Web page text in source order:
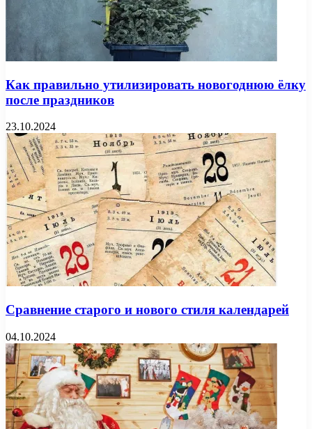
Как правильно утилизировать новогоднюю ёлку
после праздников
23.10.2024
Сравнение старого и нового стиля календарей
04.10.2024